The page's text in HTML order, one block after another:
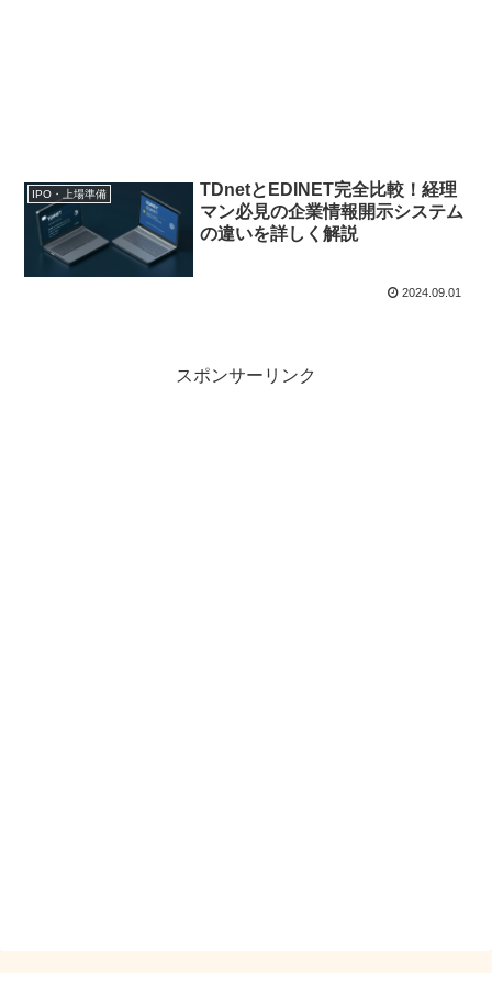
IPO・上場準備
TDnetとEDINET完全比較！経理
マン必見の企業情報開示システム
の違いを詳しく解説
2024.09.01
スポンサーリンク